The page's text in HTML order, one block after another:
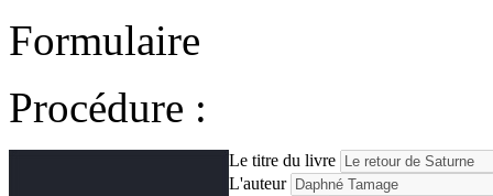
Formulaire
Procédure :
Le titre du livre
L'auteur